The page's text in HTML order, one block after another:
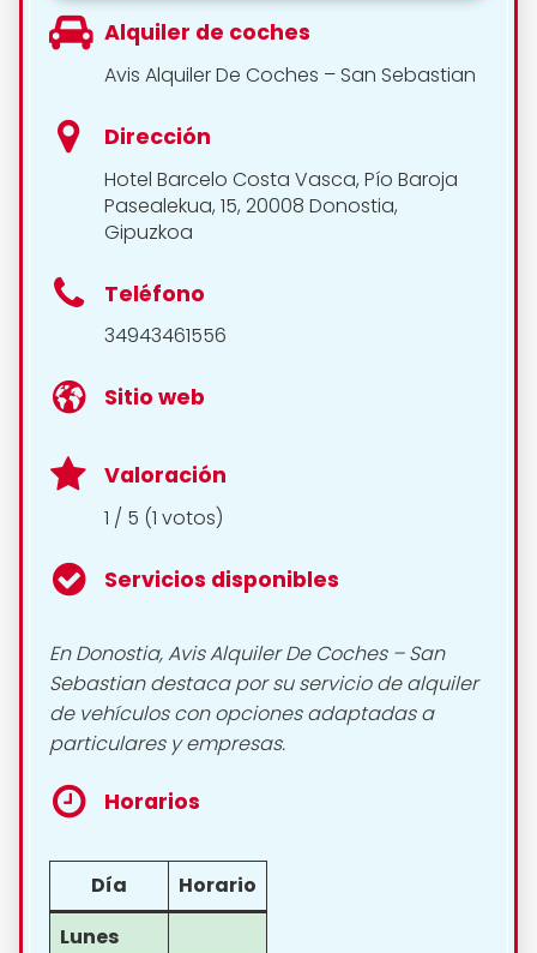
Alquiler de coches
Avis Alquiler De Coches – San Sebastian
Dirección
Hotel Barcelo Costa Vasca, Pío Baroja
Pasealekua, 15, 20008 Donostia,
Gipuzkoa
Teléfono
34943461556
Sitio web
Valoración
1 / 5 (1 votos)
Servicios disponibles
En Donostia, Avis Alquiler De Coches – San
Sebastian destaca por su servicio de alquiler
de vehículos con opciones adaptadas a
particulares y empresas.
Horarios
Día
Horario
Lunes